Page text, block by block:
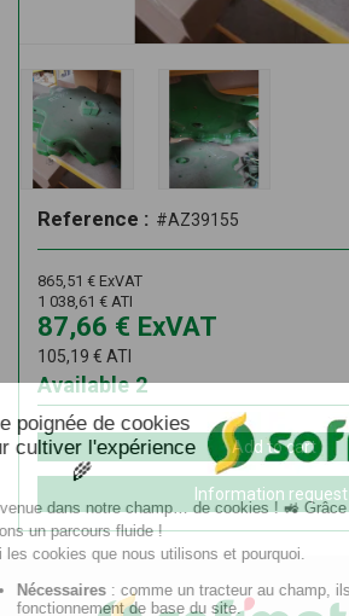
Reference : #AZ39155
865,51 € ExVAT
1 038,61 € ATI
87,66 € ExVAT
105,19 € ATI
2
Available
Add to cart
Information request